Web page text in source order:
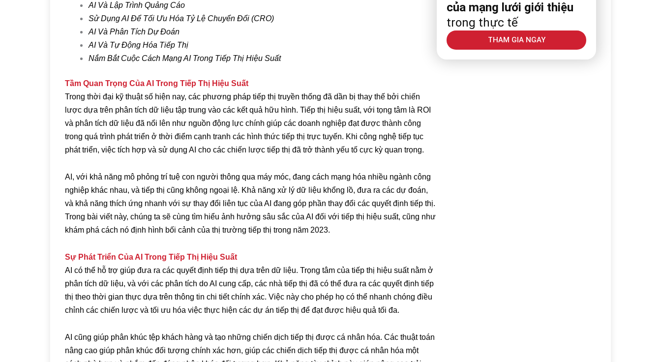
AI Và Lập Trình Quảng Cáo
Sử Dụng AI Để Tối Ưu Hóa Tỷ Lệ Chuyển Đổi (CRO)
AI Và Phân Tích Dự Đoán
AI Và Tự Động Hóa Tiếp Thị
Nắm Bắt Cuộc Cách Mạng AI Trong Tiếp Thị Hiệu Suất
Tầm Quan Trọng Của AI Trong Tiếp Thị Hiệu Suất
Trong thời đại kỹ thuật số hiện nay, các phương pháp tiếp thị truyền thống đã dần bị thay thế bởi chiến
lược dựa trên phân tích dữ liệu tập trung vào các kết quả hữu hình. Tiếp thị hiệu suất, với tọng tâm là ROI
và phân tích dữ liệu đã nổi lên như nguồn động lực chính giúp các doanh nghiệp đạt được thành công
trong quá trình phát triển ở thời điểm cạnh tranh các hình thức tiếp thị trực tuyến. Khi công nghệ tiếp tục
phát triển, việc tích hợp và sử dụng AI cho các chiến lược tiếp thị đã trở thành yếu tố cực kỳ quan trọng.
AI, với khả năng mô phỏng trí tuệ con người thông qua máy móc, đang cách mạng hóa nhiều ngành công
nghiệp khác nhau, và tiếp thị cũng không ngoại lệ. Khả năng xử lý dữ liệu khổng lồ, đưa ra các dự đoán,
và khả năng thích ứng nhanh với sự thay đổi liên tục của AI đang góp phần thay đổi các quyết định tiếp thị.
Trong bài viết này, chúng ta sẽ cùng tìm hiểu ảnh hưởng sâu sắc của AI đối với tiếp thị hiệu suất, cũng như
khám phá cách nó định hình bối cảnh của thị trường tiếp thị trong năm 2023.
Sự Phát Triển Của AI Trong Tiếp Thị Hiệu Suất
AI có thể hỗ trợ giúp đưa ra các quyết định tiếp thị dựa trên dữ liệu. Trọng tâm của tiếp thị hiệu suất nằm ở
phân tích dữ liệu, và với các phân tích do AI cung cấp, các nhà tiếp thị đã có thể đưa ra các quyết định tiếp
thị theo thời gian thực dựa trên thông tin chi tiết chính xác. Việc này cho phép họ có thể nhanh chóng điều
chỉnh các chiến lược và tối ưu hóa việc thực hiện các dự án tiếp thị để đạt được hiệu quả tối đa.
AI cũng giúp phân khúc tệp khách hàng và tạo những chiến dịch tiếp thị được cá nhân hóa. Các thuật toán
nâng cao giúp phân khúc đối tượng chính xác hơn, giúp các chiến dịch tiếp thị được cá nhân hóa một
của mạng lưới giới thiệu
trong thực tế
THAM GIA NGAY